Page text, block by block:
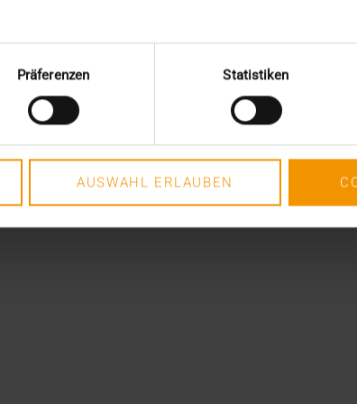
Präferenzen Statistiken
AUSWAHL ERLAUBEN